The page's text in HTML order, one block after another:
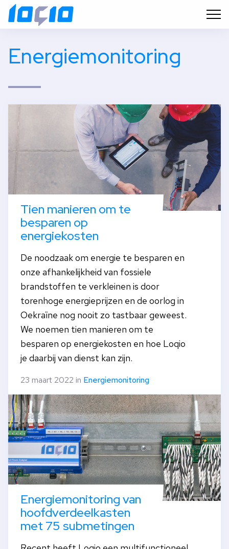
energiemonitoring
Tien manieren om te
besparen op
energiekosten
De noodzaak om energie te besparen en
onze afhankelijkheid van fossiele
brandstoffen te verkleinen is door
torenhoge energieprijzen en de oorlog in
Oekraïne nog nooit zo tastbaar geweest.
We noemen tien manieren om te
besparen op energiekosten en hoe Loqio
je daarbij van dienst kan zijn.
23 maart 2022 in Energiemonitoring
Energiemonitoring van
hoofdverdeelkasten
met 75 submetingen